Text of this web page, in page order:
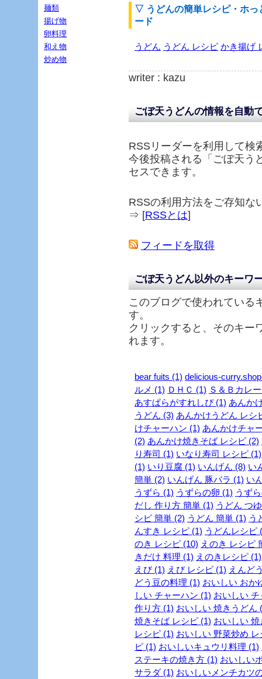
▽ うどんの簡単レシピ・ホっ
ード
うどん うどん レシピ かき揚げ
writer : kazu
ごぼ天うどんの情報を自動
RSSリーダーを利用して検
今後投稿される「 ごぼ天う
セスできます。
RSSの利用方法をご存知な
⇒ [RSSとは]
フィードを取得
ごぼ天うどん以外のキーワ
このブログで使われている
す。
クリックすると、そのキー
れます。
bear fuits (1) delicious-
ルメ (1) ＤＨＣ (1) Ｓ＆Ｂカレ
あすぱらがすれしぴ (1) あんか
うどん (3) あんかけうどん レシ
けチャーハン (1) あんかけチャ
(2) あんかけ焼きそば レシピ (2)
り寿司 (1) いなり寿司 レシピ (1)
(1) いり豆腐 (1) いんげん (8) い
簡単 (2) いんげん 豚バラ (1) い
うずら (1) うずらの卵 (1) うず
だし 作り方 簡単 (1) うどん つ
シピ 簡単 (2) うどん 簡単 (1) う
んすき レシピ (1) うどんレシピ
のき レシピ (10) えのき レシピ
きだけ 料理 (1) えのきレシピ (1)
えび (1) えび レシピ (1) えんど
どう豆の料理 (1) おいしい おか
しい チャーハン (1) おいしい
作り方 (1) おいしい 焼きうどん
焼きそば レシピ (1) おいしい
レシピ (1) おいしい 野菜炒め レ
ピ (1) おいしいキュウリ料理 (1)
ステーキの焼き方 (1) おいしい
サラダ (1) おいしいメンチカツ
麺類
揚げ物
卵料理
和え物
炒め物